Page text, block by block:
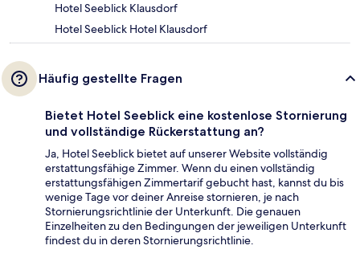
Hotel Seeblick Klausdorf
Hotel Seeblick Hotel Klausdorf
Häufig gestellte Fragen
Bietet Hotel Seeblick eine kostenlose Stornierung
und vollständige Rückerstattung an?
Ja, Hotel Seeblick bietet auf unserer Website vollständig
erstattungsfähige Zimmer. Wenn du einen vollständig
erstattungsfähigen Zimmertarif gebucht hast, kannst du bis
wenige Tage vor deiner Anreise stornieren, je nach
Stornierungsrichtlinie der Unterkunft. Die genauen
Einzelheiten zu den Bedingungen der jeweiligen Unterkunft
findest du in deren Stornierungsrichtlinie.